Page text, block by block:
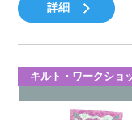
詳細
キルト・ワークショ